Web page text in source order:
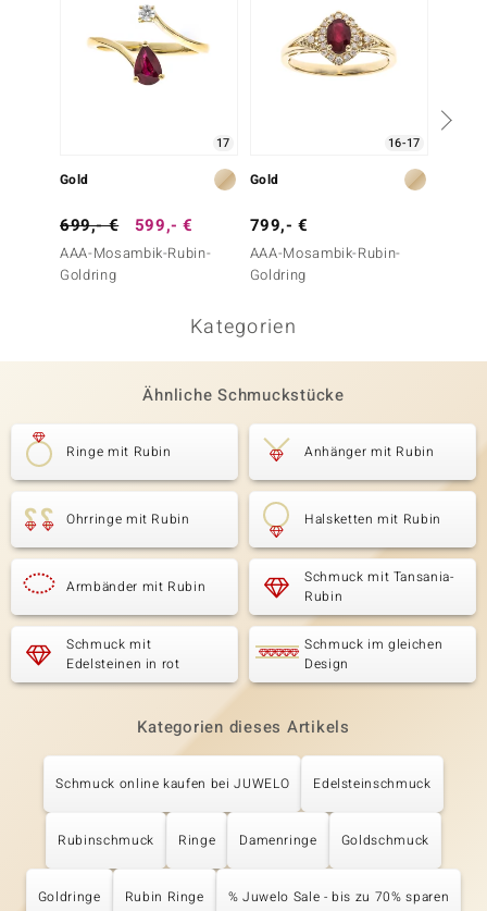
17
Gold
699,- € 599,- €
AAA-Mosambik-Rubin-
Goldring
16-17
Gold
799,- €
AAA-Mosambik-Rubin-
Goldring
Kategorien
Ähnliche Schmuckstücke
Ringe mit Rubin Anhänger mit Rubin
Ohrringe mit Rubin Halsketten mit Rubin
Armbänder mit Rubin
Schmuck mit Tansania-
Rubin
Schmuck mit
Edelsteinen in rot
Schmuck im gleichen
Design
Kategorien dieses Artikels
Schmuck online kaufen bei JUWELO Edelsteinschmuck
Rubinschmuck Ringe Damenringe Goldschmuck
Goldringe Rubin Ringe % Juwelo Sale - bis zu 70% sparen